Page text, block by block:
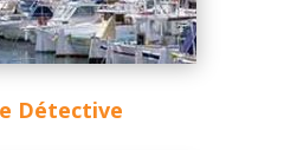
Détective